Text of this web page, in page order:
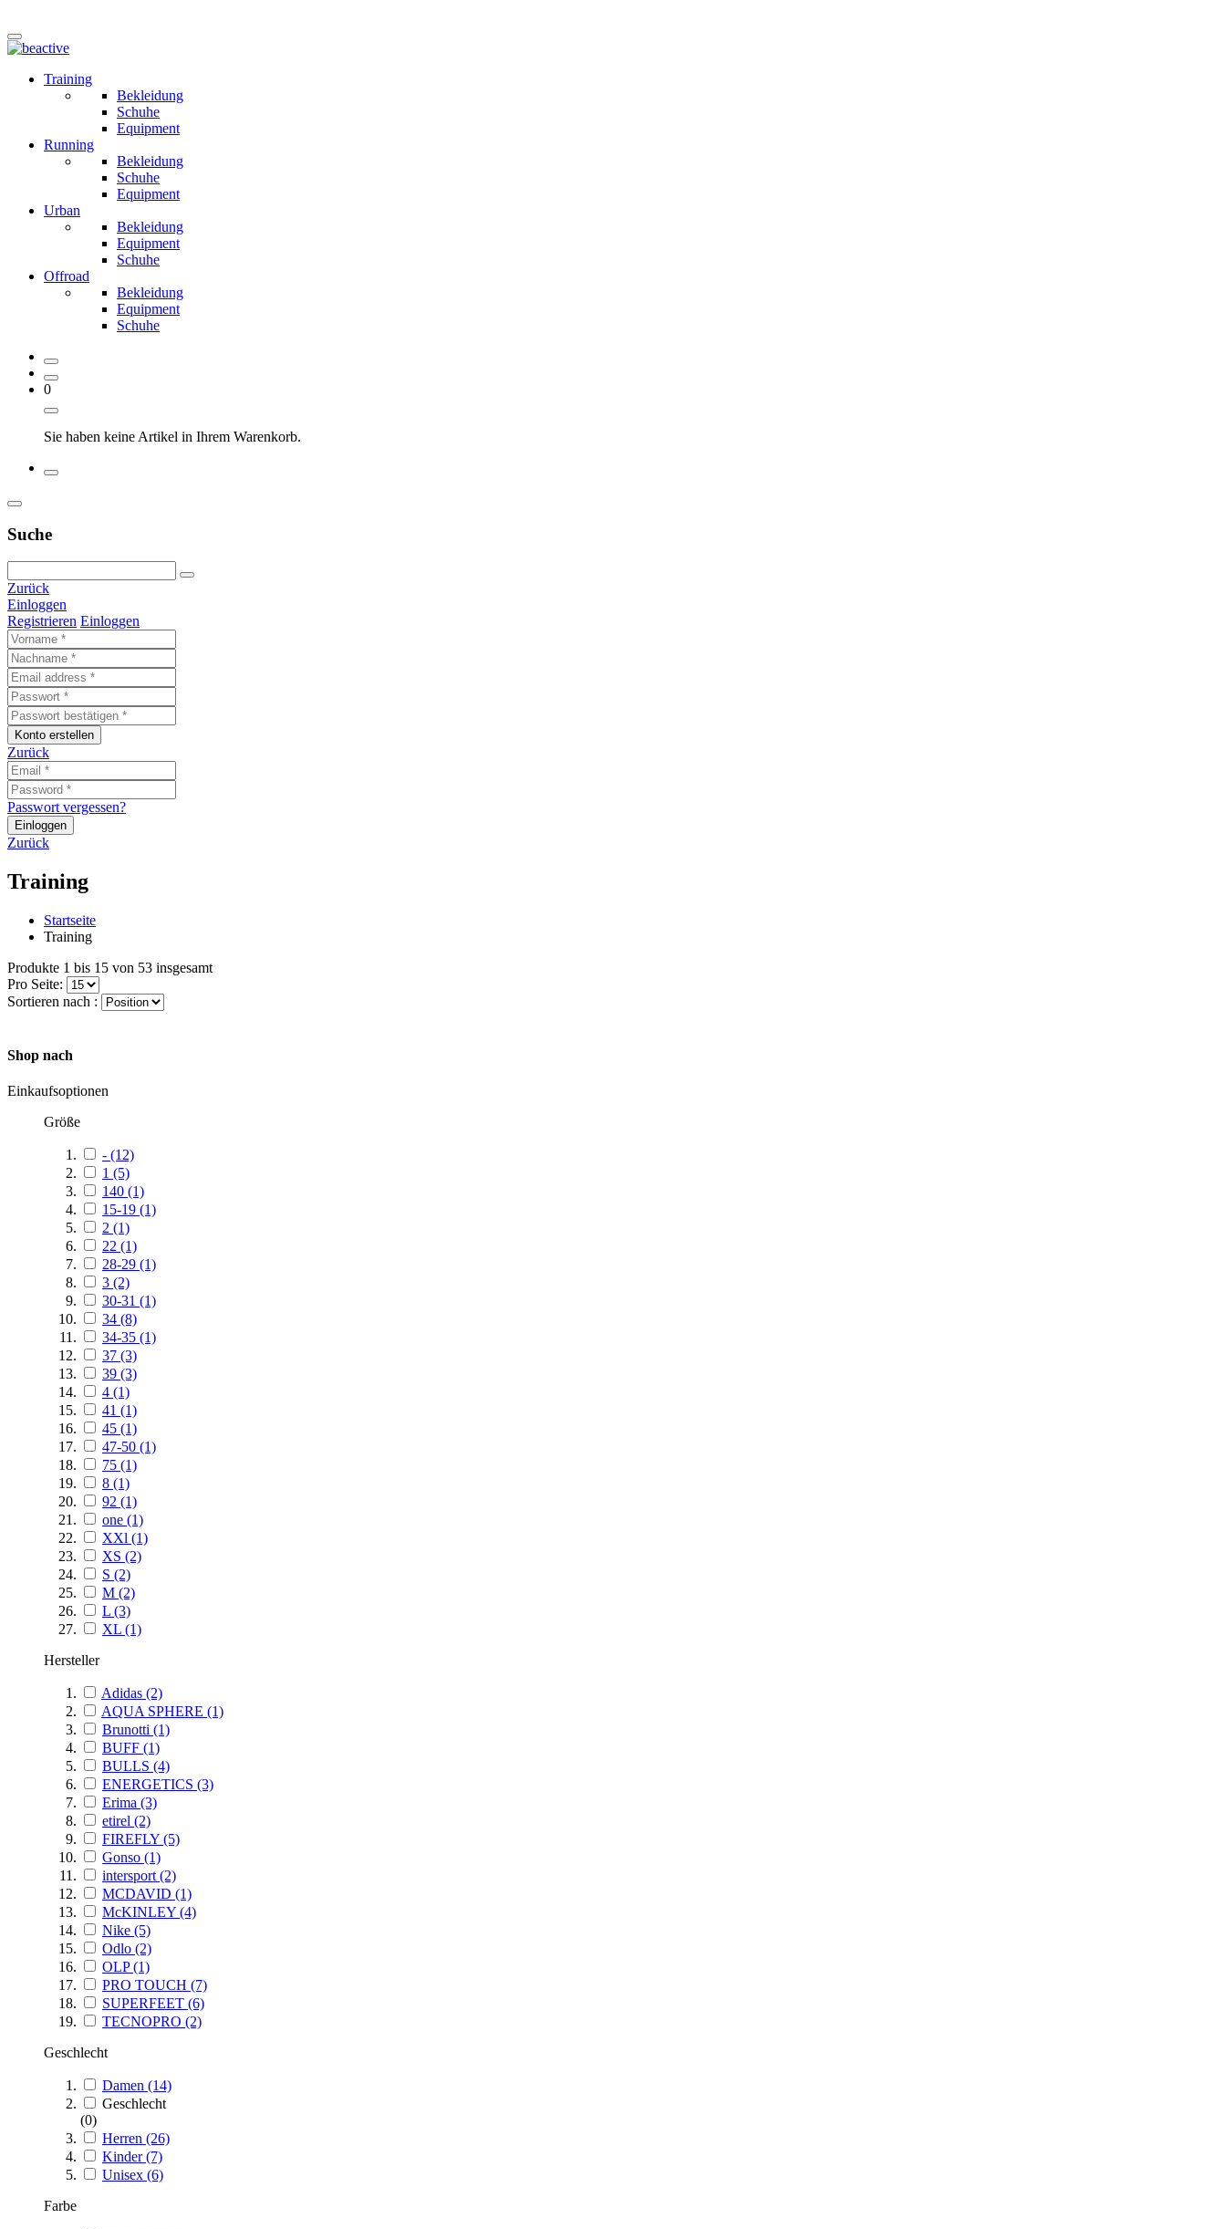
Training
Bekleidung
Schuhe
Equipment
Running
Bekleidung
Schuhe
Equipment
Urban
Bekleidung
Equipment
Schuhe
Offroad
Bekleidung
Equipment
Schuhe
0
Sie haben keine Artikel in Ihrem Warenkorb.
Suche
Zurück
Einloggen
Registrieren Einloggen
Konto erstellen
Zurück
Passwort vergessen?
Einloggen
Zurück
Training
Startseite
Training
Produkte 1 bis 15 von 53 insgesamt
Pro Seite:
Sortieren nach :
Shop nach
Einkaufsoptionen
Größe
- (12)
1 (5)
140 (1)
15-19 (1)
2 (1)
22 (1)
28-29 (1)
3 (2)
30-31 (1)
34 (8)
34-35 (1)
37 (3)
39 (3)
4 (1)
41 (1)
45 (1)
47-50 (1)
75 (1)
8 (1)
92 (1)
one (1)
XXl (1)
XS (2)
S (2)
M (2)
L (3)
XL (1)
Hersteller
Adidas (2)
AQUA SPHERE (1)
Brunotti (1)
BUFF (1)
BULLS (4)
ENERGETICS (3)
Erima (3)
etirel (2)
FIREFLY (5)
Gonso (1)
intersport (2)
MCDAVID (1)
McKINLEY (4)
Nike (5)
Odlo (2)
OLP(1)
PRO TOUCH (7)
SUPERFEET (6)
TECNOPRO (2)
Geschlecht
Damen (14)
Geschlecht
(0)
Herren (26)
Kinder(7)
Unisex (6)
Farbe